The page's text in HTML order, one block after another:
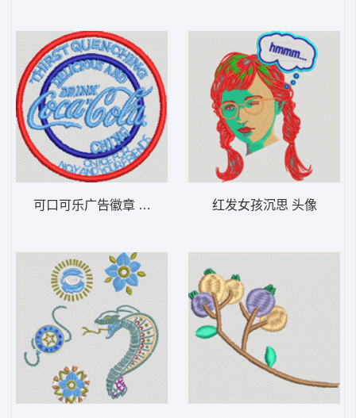
可口可乐广告徽章 章仔 男装 红发女孩沉思 头像